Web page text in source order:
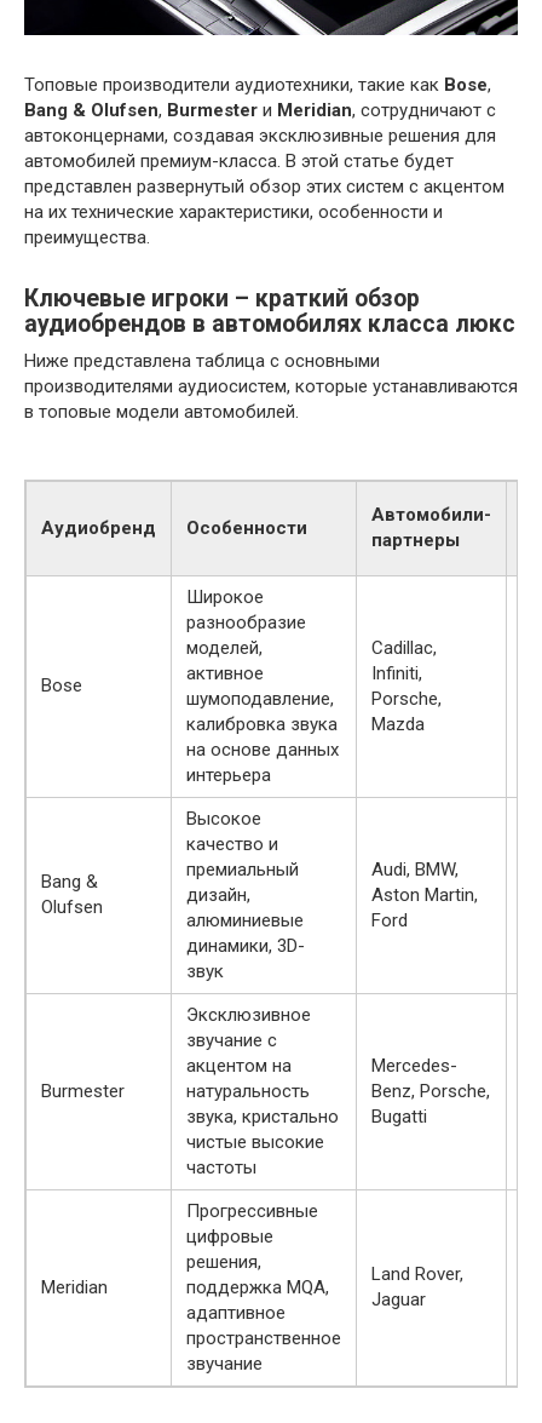
Топовые производители аудиотехники, такие как Bose,
Bang & Olufsen, Burmester и Meridian, сотрудничают с
автоконцернами, создавая эксклюзивные решения для
автомобилей премиум-класса. В этой статье будет
представлен развернутый обзор этих систем с акцентом
на их технические характеристики, особенности и
преимущества.
Ключевые игроки – краткий обзор
аудиобрендов в автомобилях класса люкс
Ниже представлена таблица с основными
производителями аудиосистем, которые устанавливаются
в топовые модели автомобилей.
Аудиобренд Особенности
Автомобили-
партнеры
Bose
Широкое
разнообразие
моделей,
активное
шумоподавление,
калибровка звука
на основе данных
интерьера
Cadillac,
Infiniti,
Porsche,
Mazda
Bang &
Olufsen
Высокое
качество и
премиальный
дизайн,
алюминиевые
динамики, 3D-
звук
Audi, BMW,
Aston Martin,
Ford
Burmester
Эксклюзивное
звучание с
акцентом на
натуральность
звука, кристально
чистые высокие
частоты
Mercedes-
Benz, Porsche,
Bugatti
Meridian
Прогрессивные
цифровые
решения,
поддержка MQA,
адаптивное
пространственное
звучание
Land Rover,
Jaguar